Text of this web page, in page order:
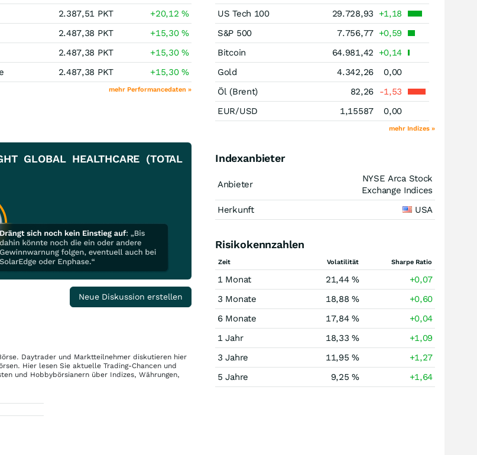
2.387,51 PKT +20,12%
2.487,38 PKT +15,30%
2.487,38 PKT +15,30%
2.487,38 PKT +15,30%
mehr Performancedaten »
GLOBAL HEALTHCARE (TOTAL
Neue Diskussion erstellen
Daytrader und Marktteilnehmer diskutieren hier
Hier lesen Sie aktuelle Trading-Chancen und
und Hobbybörsianern über Indizes, Währungen,
US Tech 100
29.728,93
+1,18
S&P 500
7.756,77 +0,59
Bitcoin
64.981,42
+0,14
Gold
4.342,26
0,00
Öl (Brent)
82,26
-1,53
EUR/USD
1,15587 0,00
mehr Indizes »
Indexanbieter
Anbieter
NYSE Arca Stock
Exchange Indices
Herkunft
USA
Risikokennzahlen
Zeit Volatilität Sharpe Ratio
1 Monat 21,44 %
+0,07
3 Monate
18,88 %
+0,60
6 Monate
17,84 %
+0,04
1 Jahr
18,33 %
+1,09
3 Jahre
11,95 %
+1,27
5 Jahre
9,25 % +1,64